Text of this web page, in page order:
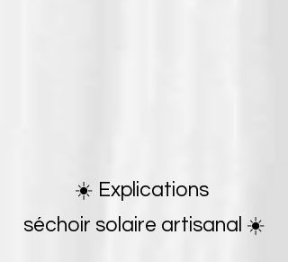
☀️ Explications
séchoir solaire artisanal ☀️